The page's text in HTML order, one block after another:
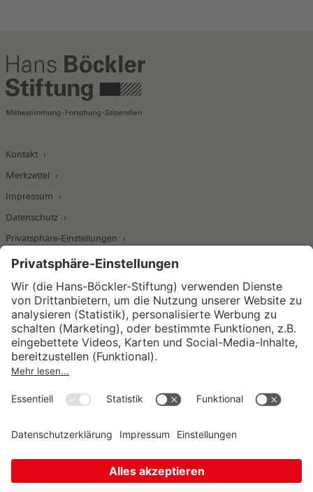
Kontakt
Merkzettel
Impressum
Datenschutz
Privatsphäre-Einstellungen
Wirtschafts- und Sozialwissenschaftliches Institut
Institut für Makroökonomie und
Konjunkturforschung
Unternehmensführung